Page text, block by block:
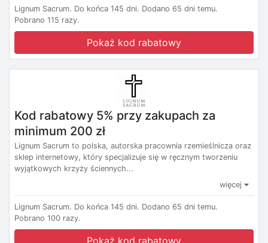
Lignum Sacrum. Do końca 145 dni. Dodano 65 dni temu.
Pobrano 115 razy.
Pokaż kod rabatowy
Kod rabatowy 5% przy zakupach za
minimum 200 zł
Lignum Sacrum to polska, autorska pracownia rzemieślnicza oraz
sklep internetowy, który specjalizuje się w ręcznym tworzeniu
wyjątkowych krzyży ściennych...
więcej
Lignum Sacrum. Do końca 145 dni. Dodano 65 dni temu.
Pobrano 100 razy.